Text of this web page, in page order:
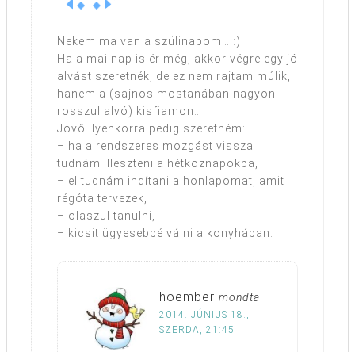
Nekem ma van a szülinapom… :)
Ha a mai nap is ér még, akkor végre egy jó
alvást szeretnék, de ez nem rajtam múlik,
hanem a (sajnos mostanában nagyon
rosszul alvó) kisfiamon…
Jövő ilyenkorra pedig szeretném:
– ha a rendszeres mozgást vissza
tudnám illeszteni a hétköznapokba,
– el tudnám indítani a honlapomat, amit
régóta tervezek,
– olaszul tanulni,
– kicsit ügyesebbé válni a konyhában.
hoember mondta
2014. JÚNIUS 18.,
SZERDA, 21:45